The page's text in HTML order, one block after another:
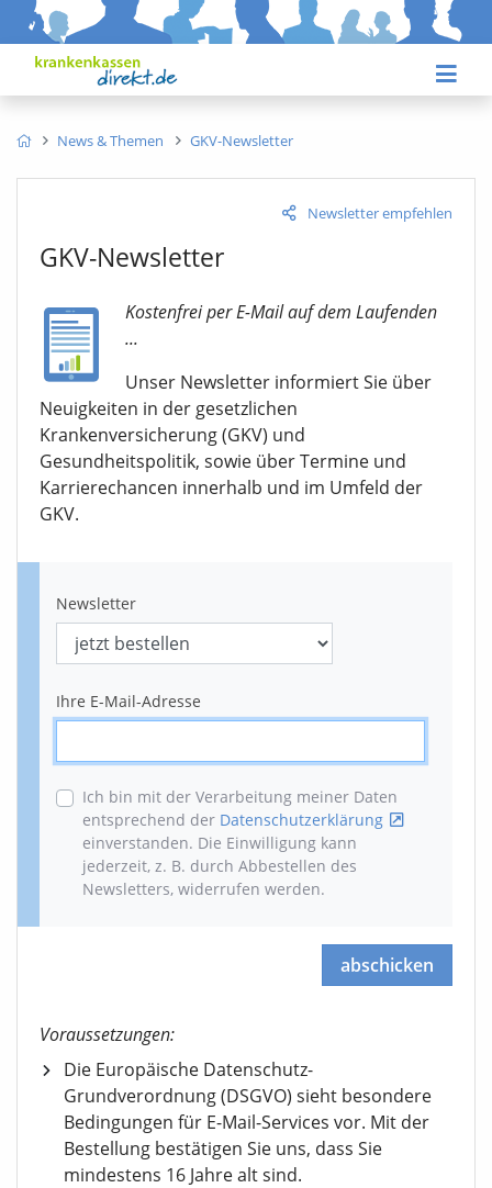
News & Themen GKV-Newsletter
Newsletter empfehlen
GKV-Newsletter
Kostenfrei per E-Mail auf dem Laufenden
...
Unser Newsletter informiert Sie über
Neuigkeiten in der gesetzlichen
Krankenversicherung (GKV) und
Gesundheitspolitik, sowie über Termine und
Karrierechancen innerhalb und im Umfeld der
GKV.
Newsletter
Ihre E-Mail-Adresse
Ich bin mit der Verarbeitung meiner Daten
entsprechend der Datenschutzerklärung
einverstanden. Die Einwilligung kann
jederzeit, z. B. durch Abbestellen des
Newsletters, widerrufen werden.
abschicken
Voraussetzungen:
Die Europäische Datenschutz-
Grundverordnung (DSGVO) sieht besondere
Bedingungen für E-Mail-Services vor. Mit der
Bestellung bestätigen Sie uns, dass Sie
mindestens 16 Jahre alt sind.